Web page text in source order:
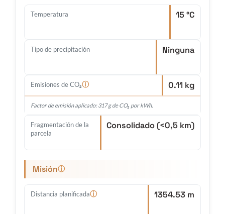
Temperatura 15 °C
Tipo de precipitación Ninguna
Emisiones de CO₂ⓘ 0.11 kg
Factor de emisión aplicado: 317 g de CO₂ por kWh.
Fragmentación de la
parcela
Consolidado (<0,5 km)
Misiónⓘ
Distancia planificadaⓘ 1354.53 m